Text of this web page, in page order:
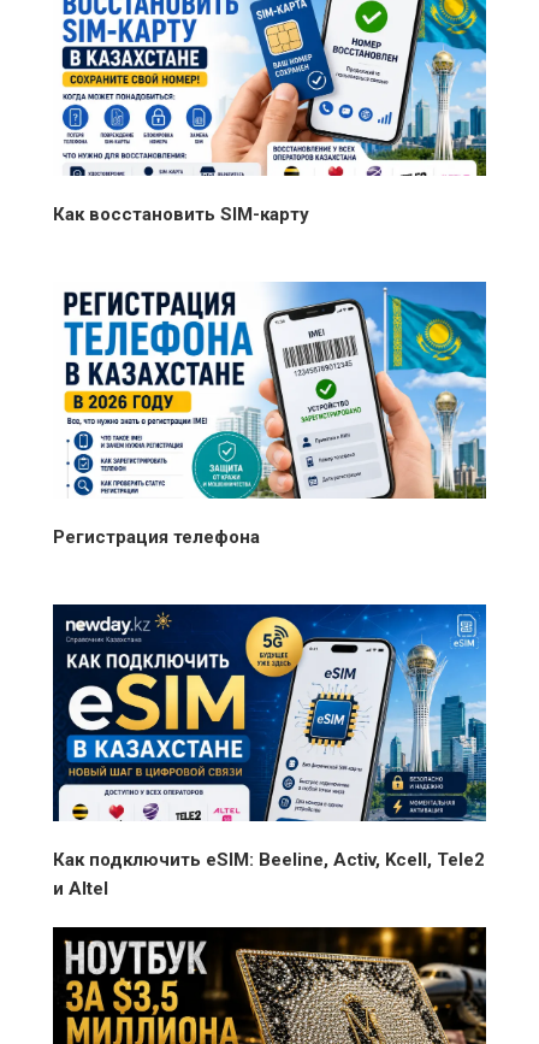
Как восстановить SIM-карту
Регистрация телефона
Как подключить eSIM: Beeline, Activ, Kcell, Tele2
и Altel